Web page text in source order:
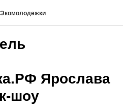
Ярослава
шоу